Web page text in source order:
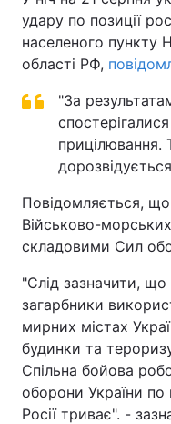
Головна
Україна
Економіка
Спорт
Техно і зв'язок
Зброя
Здоров'я
Цікавинки
Екологія
Лонгріди
удару по позиції
населеного пункту
області РФ,
"За
прицілювання.
Повідомляється, що
Військово-
складовими Сил
"Слід зазначити,
загарбники
мирних містах
будинки та
Спільна бойова
оборони України
Росії триває". -